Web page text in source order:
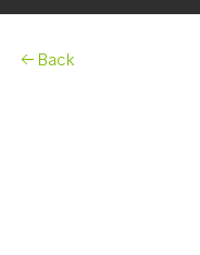
Back